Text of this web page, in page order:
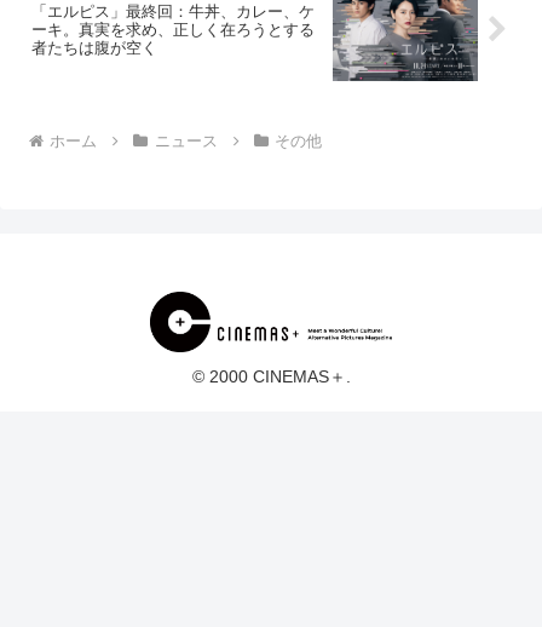
「エルピス」最終回：牛丼、カレー、ケ
ーキ。真実を求め、正しく在ろうとする
者たちは腹が空く
ホーム ニュース その他
© 2000 CINEMAS＋.